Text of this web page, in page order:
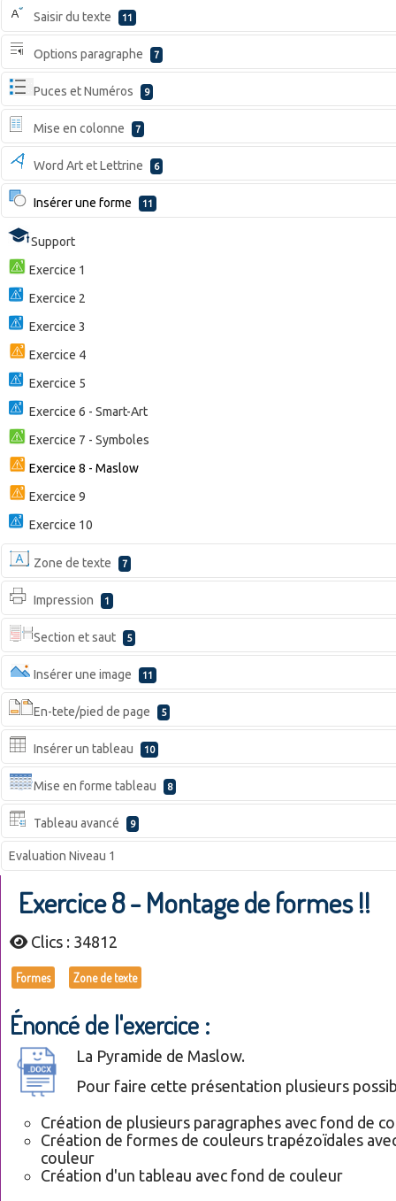
Saisir du texte 11
Options paragraphe 7
Puces et Numéros 9
Mise en colonne 7
Word Art et Lettrine 6
Insérer une forme 11
Support
Exercice 1
Exercice 2
Exercice 3
Exercice 4
Exercice 5
Exercice 6 - Smart-Art
Exercice 7 - Symboles
Exercice 8 - Maslow
Exercice 9
Exercice 10
Zone de texte 7
Impression 1
Section et saut 5
Insérer une image 11
En-tete/pied de page 5
Insérer un tableau 10
Mise en forme tableau 8
Tableau avancé 9
Evaluation Niveau 1
Exercice 8 - Montage de formes !!
Clics : 34812
Formes Zone de texte
Énoncé de l'exercice :
La Pyramide de Maslow.
Pour faire cette présentation plusieurs
Création de plusieurs paragraphes avec fond de
Création de formes de couleurs trapézoïdales
couleur
Création d'un tableau avec fond de couleur